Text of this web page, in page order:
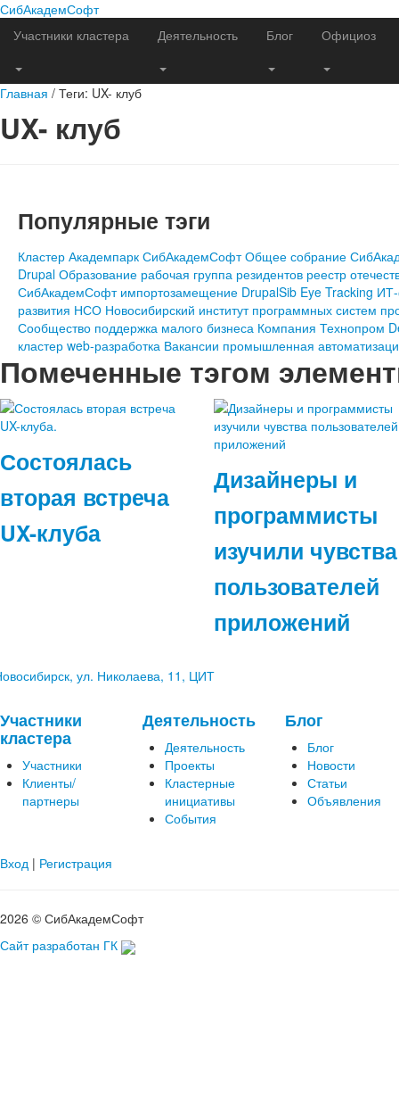
СибАкадемСофт
Участники кластера
Деятельность Блог Официоз
Главная / Теги: UX- клуб
UX- клуб
Популярные тэги
Кластер Академпарк СибАкадемСофт Общее собрание
Drupal Образование рабочая группа резидентов реестр
СибАкадемСофт импортозамещение DrupalSib Eye Tracking
развития НСО Новосибирский институт программных систем
Сообщество поддержка малого бизнеса Компания Технопром
кластер web-разработка Вакансии промышленная
Помеченные тэгом
Состоялась
вторая встреча
UX-клуба
Дизайнеры и
программисты
изучили чувства
пользователей
приложений
ул. Николаева, 11, ЦИТ
Участники
кластера
Участники
Клиенты/
партнеры
Деятельность
Деятельность
Проекты
Кластерные
инициативы
События
Блог
Блог
Новости
Статьи
Объявления
Вход | Регистрация
2026 © СибАкадемСофт
Сайт разработан ГК